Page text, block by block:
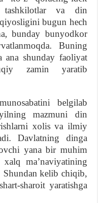
tashkilotlar va din
bugun hech
bunday bunyodkor
Buning
ana shunday faoliyat
zamin yaratib
belgilab
mazmuni din
xolis va ilmiy
Davlatning dinga
yana bir muhim
ma’naviyatining
kelib chiqib,
sharoit yaratishga